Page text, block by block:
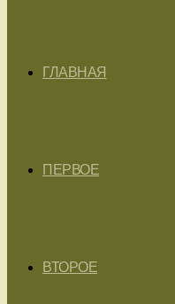
ГЛАВНАЯ
ПЕРВОЕ
ВТОРОЕ